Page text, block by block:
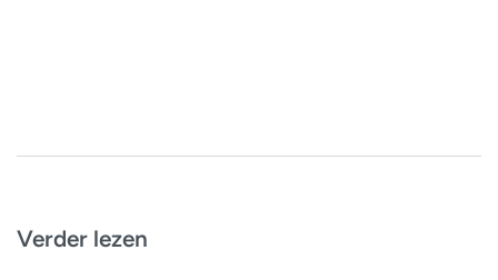
Verder lezen